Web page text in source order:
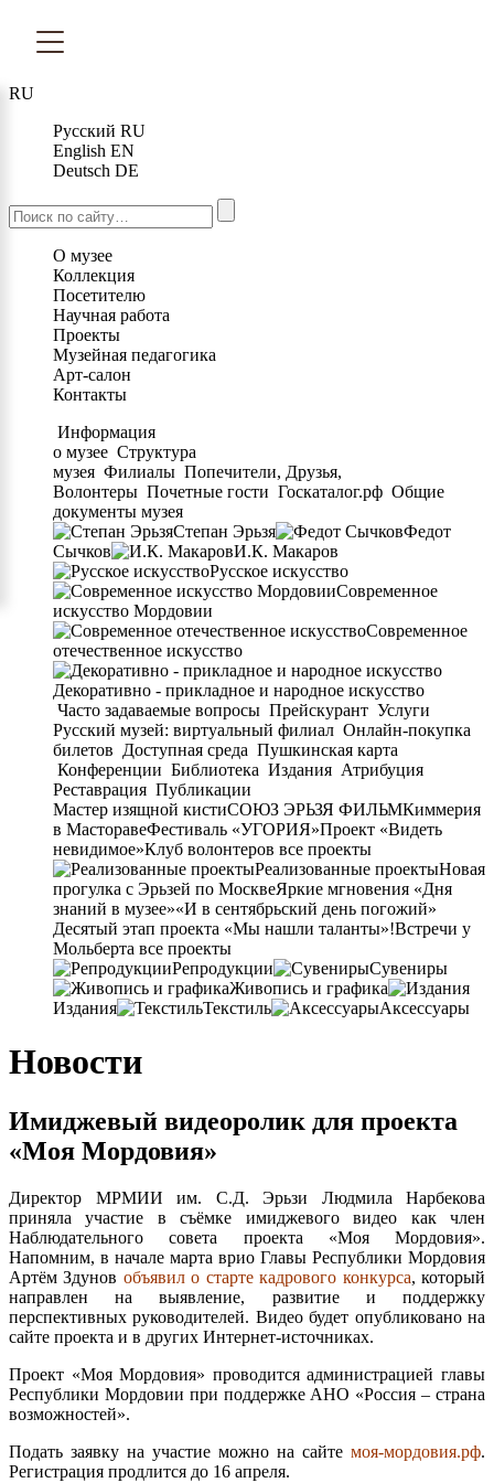
RU
Русский RU
English EN
Deutsch DE
О музее
Коллекция
Посетителю
Научная работа
Проекты
Музейная педагогика
Арт-салон
Контакты
Информация
о музее Структура
музея Филиалы Попечители, Друзья,
Волонтеры Почетные гости Госкаталог.рф Общие
документы музея
Степан Эрьзя
Федот
Сычков
И.К. Макаров
Русское искусство
Современное
искусство Мордовии
Современное
отечественное искусство
Декоративно - прикладное и народное искусство
Часто задаваемые вопросы Прейскурант Услуги
Русский музей: виртуальный филиал Онлайн-покупка
билетов Доступная среда Пушкинская карта
Конференции Библиотека Издания Атрибуция
Реставрация Публикации
Мастер изящной кистиСОЮЗ ЭРЬЗЯ ФИЛЬМКиммерия
в МасторавеФестиваль «УГОРИЯ»Проект «Видеть
невидимое»Клуб волонтеров все проекты
Реализованные проектыНовая
прогулка с Эрьзей по МосквеЯркие мгновения «Дня
знаний в музее»«И в сентябрьский день погожий»
Десятый этап проекта «Мы нашли таланты»!Встречи у
Мольберта все проекты
Репродукции
Сувениры
Живопись и графика
Издания
Текстиль Аксессуары
Новости
Имиджевый видеоролик для проекта
«Моя Мордовия»
Директор МРМИИ им. С.Д. Эрьзи Людмила Нарбекова
приняла участие в съёмке имиджевого видео как член
Наблюдательного совета проекта «Моя Мордовия».
Напомним, в начале марта врио Главы Республики Мордовия
Артём Здунов объявил о старте кадрового конкурса, который
направлен на выявление, развитие и поддержку
перспективных руководителей. Видео будет опубликовано на
сайте проекта и в других Интернет-источниках.
Проект «Моя Мордовия» проводится администрацией главы
Республики Мордовии при поддержке АНО «Россия – страна
возможностей».
Подать заявку на участие можно на сайте моя-мордовия.рф.
Регистрация продлится до 16 апреля.